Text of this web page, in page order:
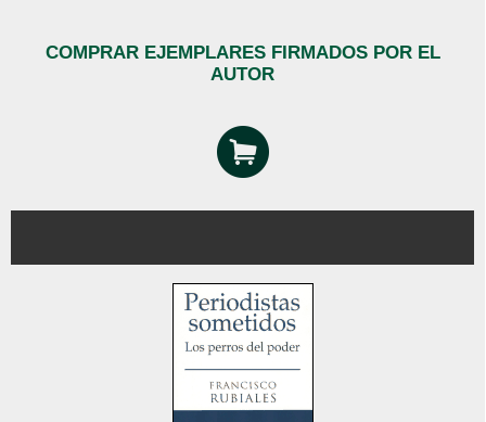
COMPRAR EJEMPLARES FIRMADOS POR EL
AUTOR